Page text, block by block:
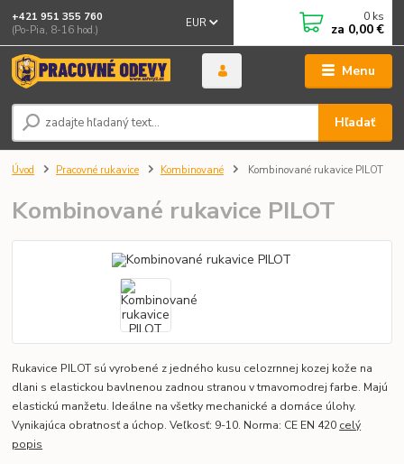
Menu
EUR
Hľadať
+421 951 355 760
(Po-Pia, 8-16 hod.)
0 ks
za 0,00 €
Úvod Pracovné rukavice Kombinované Kombinované rukavice PILOT
Kombinované rukavice PILOT
Rukavice PILOT sú vyrobené z jedného kusu celozrnnej kozej kože na
dlani s elastickou bavlnenou zadnou stranou v tmavomodrej farbe. Majú
elastickú manžetu. Ideálne na všetky mechanické a domáce úlohy.
Vynikajúca obratnosť a úchop. Veľkosť: 9-10. Norma: CE EN 420 celý
popis